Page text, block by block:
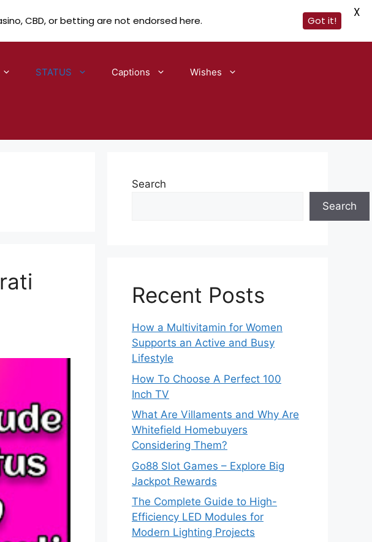
STATUS Captions Wishes
Search
Search
Recent Posts
How a Multivitamin for Women
Supports an Active and Busy
Lifestyle
How To Choose A Perfect 100
Inch TV
What Are Villaments and Why Are
Whitefield Homebuyers
Considering Them?
Go88 Slot Games – Explore Big
Jackpot Rewards
The Complete Guide to High-
Efficiency LED Modules for
Modern Lighting Projects
CBD, or betting are not endorsed here. Got it!
X